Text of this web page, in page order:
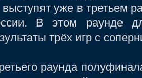
уже в третьем
В этом раунде
трёх игр с
раунда